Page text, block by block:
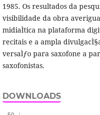
1985. Os resultados da
visibilidade da obra
midiaÌtica na plataforma
recitais e a ampla
versaÌƒo para saxofone a
saxofonistas.
DOWNLOADS